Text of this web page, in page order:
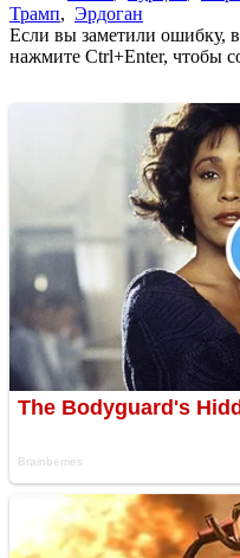
Трамп, Эрдоган
Если вы заметили ошибку,
нажмите Ctrl+Enter, чтобы